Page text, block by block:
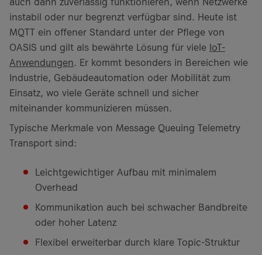
instabil oder nur begrenzt verfügbar sind. Heute ist
MQTT ein offener Standard unter der Pflege von
OASIS und gilt als bewährte Lösung für viele IoT-
Anwendungen. Er kommt besonders in Bereichen wie
Industrie, Gebäudeautomation oder Mobilität zum
Einsatz, wo viele Geräte schnell und sicher
miteinander kommunizieren müssen.
Typische Merkmale von Message Queuing Telemetry
Transport sind:
Leichtgewichtiger Aufbau mit minimalem
Overhead
Kommunikation auch bei schwacher Bandbreite
oder hoher Latenz
Flexibel erweiterbar durch klare Topic-Struktur